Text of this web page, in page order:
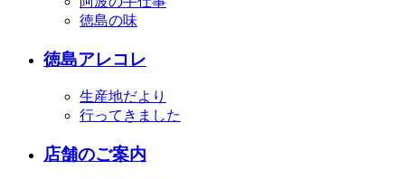
徳島の味
徳島アレコレ
生産地だより
行ってきました
店舗のご案内